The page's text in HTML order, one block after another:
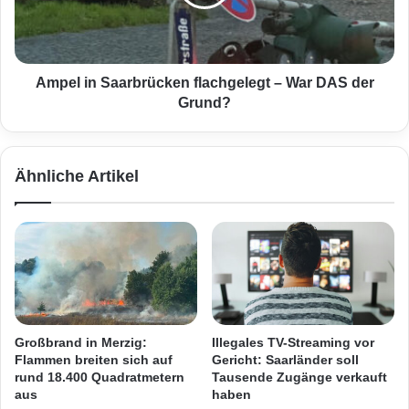
s
c
h
w
b
d
r
S
a
r
u
i
n
S
a
c
n
f
l
a
c
g
Ampel in Saarbrücken flachgelegt – War DAS der
Grund?
Ähnliche Artikel
Großbrand in Merzig:
Flammen breiten sich auf
rund 18.400 Quadratmetern
aus
Illegales TV-Streaming vor
Gericht: Saarländer soll
Tausende Zugänge verkauft
haben